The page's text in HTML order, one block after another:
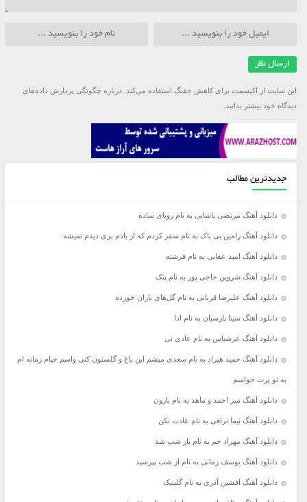
این سایت از اکیسمت برای کاهش جفنگ استفاده می‌کند. درباره چگونگی پردازش داده‌های
دیدگاه خود بیشتر بدانید.
جدیدترین مطالب
دانلود آهنگ مرتضی پاشایی به نام رویای ساده
دانلود آهنگ رامین بی باک به نام سفر کردم که از یادم بری دیدم نمیشه
دانلود آهنگ امید عقابی به نام فرشته
دانلود آهنگ شروین حاجی پور به نام پتک
دانلود آهنگ علیرضا قربانی به نام گل‌های باران خورده
دانلود آهنگ سینا پارسیان به نام ادا
دانلود آهنگ عرشیاس به نام عادی نی
دانلود آهنگ حمید هیراد به نام سعدی میشم این باغ و گلستون کنی واسم خیام زمانه ام
به تو پرت حواسم
دانلود آهنگ میر احمد و ماهد به نام بارون
دانلود آهنگ نیما نراقی به نام عادت نکن
دانلود آهنگ مهراد جم به نام باز شب شد
دانلود آهنگ یوسف زمانی به نام از شب بپرسید
دانلود آهنگ افشین آذری به نام گلینیک